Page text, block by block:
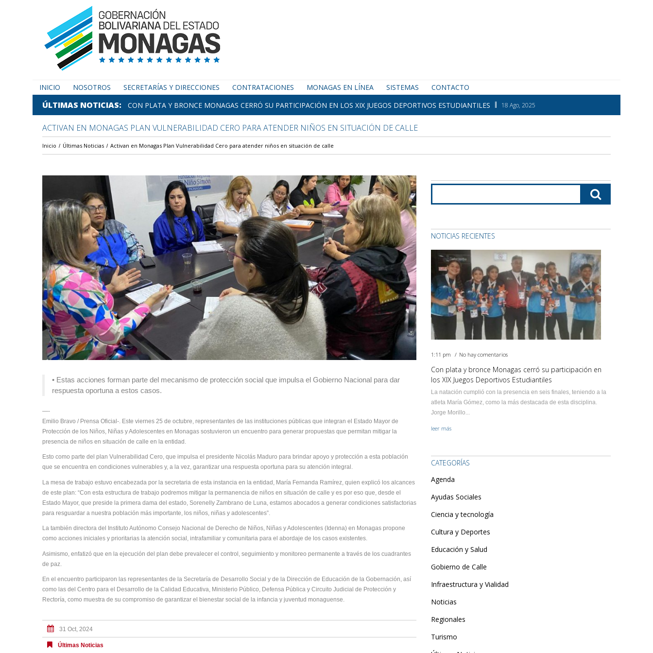
INICIO NOSOTROS SECRETARÍAS Y DIRECCIONES CONTRATACIONES MONAGAS EN LÍNEA SISTEMAS CONTACTO
ÚLTIMAS NOTICIAS 18 Ago, 2025
CON PLATA Y BRONCE MONAGAS CERRÓ SU PARTICIPACIÓN EN LOS XIX JUEGOS DEPORTIVOS ESTUDIANTILES
ACTIVAN EN MONAGAS PLAN VULNERABILIDAD CERO PARA ATENDER NIÑOS EN SITUACIÓN DE CALLE
Inicio Últimas Noticias Activan en Monagas Plan Vulnerabilidad Cero para atender niños en situación de calle
• Estas acciones forman parte del mecanismo de protección social que impulsa el Gobierno Nacional para dar
respuesta oportuna a estos casos.
—-
Emilio Bravo / Prensa Oficial-. Este viernes 25 de octubre, representantes de las instituciones públicas que integran el Estado Mayor de
Protección de los Niños, Niñas y Adolescentes en Monagas sostuvieron un encuentro para generar propuestas que permitan mitigar la
presencia de niños en situación de calle en la entidad.
Esto como parte del plan Vulnerabilidad Cero, que impulsa el presidente Nicolás Maduro para brindar apoyo y protección a esta población
que se encuentra en condiciones vulnerables y, a la vez, garantizar una respuesta oportuna para su atención integral.
La mesa de trabajo estuvo encabezada por la secretaria de esta instancia en la entidad, María Fernanda Ramírez, quien explicó los alcances
de este plan: “Con esta estructura de trabajo podremos mitigar la permanencia de niños en situación de calle y es por eso que, desde el
Estado Mayor, que preside la primera dama del estado, Sorenelly Zambrano de Luna, estamos abocados a generar condiciones satisfactorias
para resguardar a nuestra población más importante, los niños, niñas y adolescentes”.
La también directora del Instituto Autónomo Consejo Nacional de Derecho de Niños, Niñas y Adolescentes (Idenna) en Monagas propone
como acciones iniciales y prioritarias la atención social, intrafamiliar y comunitaria para el abordaje de los casos existentes.
Asimismo, enfatizó que en la ejecución del plan debe prevalecer el control, seguimiento y monitoreo permanente a través de los cuadrantes
de paz.
En el encuentro participaron las representantes de la Secretaría de Desarrollo Social y de la Dirección de Educación de la Gobernación, así
como las del Centro para el Desarrollo de la Calidad Educativa, Ministerio Público, Defensa Pública y Circuito Judicial de Protección y
Rectoría, como muestra de su compromiso de garantizar el bienestar social de la infancia y juventud monaguense.
31 Oct, 2024
Últimas Noticias
NOTICIAS RECIENTES
1:11 pm No hay comentarios
Con plata y bronce Monagas cerró su participación en
los XIX Juegos Deportivos Estudiantiles
La natación cumplió con la presencia en seis finales, teniendo a la
atleta María Gómez, como la más destacada de esta disciplina.
Jorge Morillo...
leer más
CATEGORÍAS
Agenda
Ayudas Sociales
Ciencia y tecnología
Cultura y Deportes
Educación y Salud
Gobierno de Calle
Infraestructura y Vialidad
Noticias
Regionales
Turismo